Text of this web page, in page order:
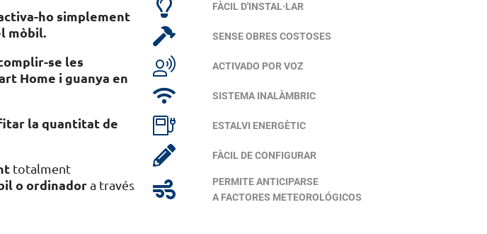
ho simplement
mòbil.
se les
Home i guanya en
la quantitat de
totalment
o ordinadora través
FÀCIL D'INSTAL·LAR
SENSE OBRES COSTOSES
ACTIVADO POR VOZ
SISTEMA INALÀMBRIC
ESTALVI ENERGÈTIC
FÀCIL DE CONFIGURAR
PERMITE ANTICIPARSE
A FACTORES METEOROLÓGICOS